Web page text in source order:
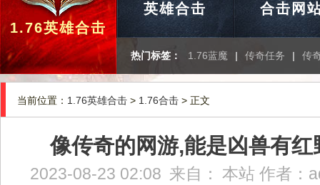
1.76英雄合击
英雄合击 合击网
热门标签： 1.76蓝魔 | 传奇任务 | 传
当前位置： 1.76英雄合击 > 1.76合击 > 正文
像传奇的网游,能是凶兽有红
2023-08-23 02:08 来自： 本站 作者：